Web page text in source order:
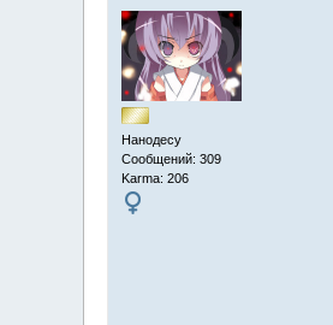
Нанодесу
Сообщений: 309
Karma: 206